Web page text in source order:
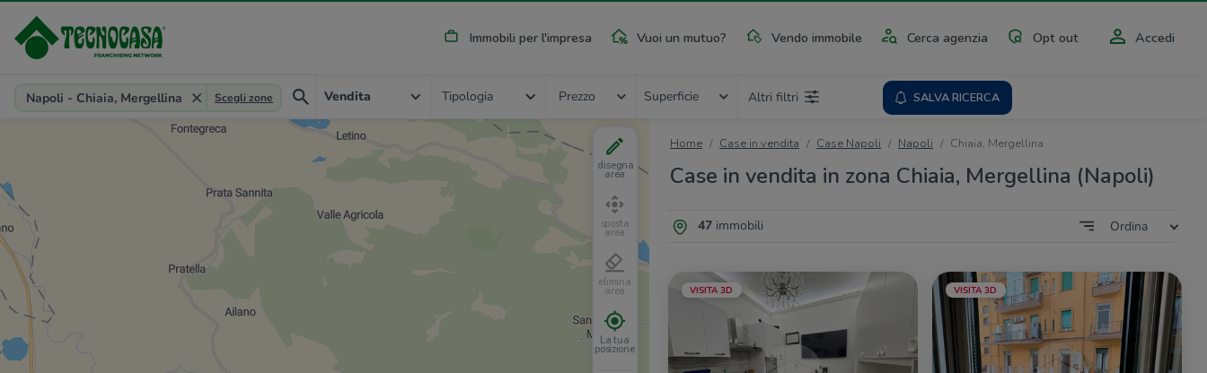
Immobili per l'impresa Vuoi un mutuo? Vendo immobile Cerca agenzia Opt out Accedi
Provincia, comune, zona, riferimento
Napoli - Chiaia, Mergellina Scegli zone Vendita Tipologia Prezzo Superficie Altri filtri SALVA RICERCA
Home Case in vendita Case Napoli Napoli Chiaia, Mergellina
Case in vendita in zona Chiaia, Mergellina (Napoli)
47immobili Ordina
VISITA 3D VISITA 3D
disegna
area
sposta
area
elimina
area
La tua
posizione